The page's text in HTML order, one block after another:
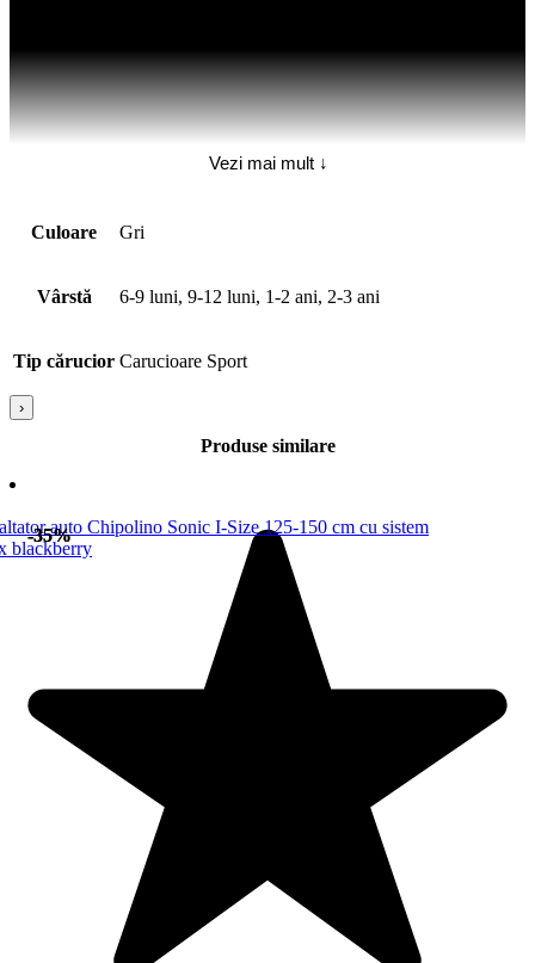
Vezi mai mult ↓
Culoare Gri
Vârstă 6-9 luni, 9-12 luni, 1-2 ani, 2-3 ani
Tip cărucior Carucioare Sport
›
Produse similare
-35%
-35%